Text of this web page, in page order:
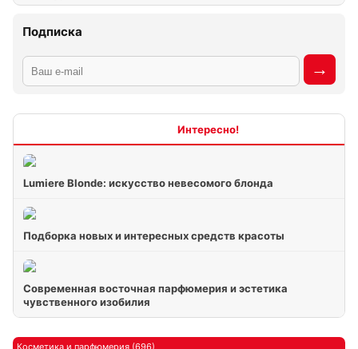
Подписка
Lumiere Blonde: искусство невесомого блонда
Подборка новых и интересных средств красоты
Современная восточная парфюмерия и эстетика
чувственного изобилия
Косметика и парфюмерия (696)